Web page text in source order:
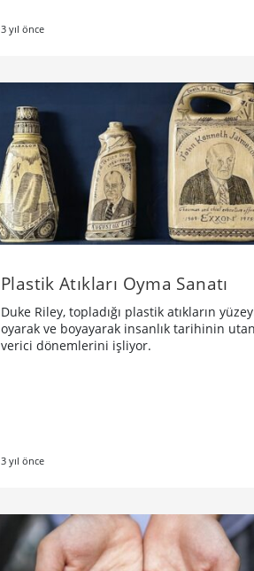
3 yıl önce
Plastik Atıkları Oyma Sanatı
Duke Riley, topladığı plastik atıkların
oyarak ve boyayarak insanlık tarihinin
verici dönemlerini işliyor.
3 yıl önce